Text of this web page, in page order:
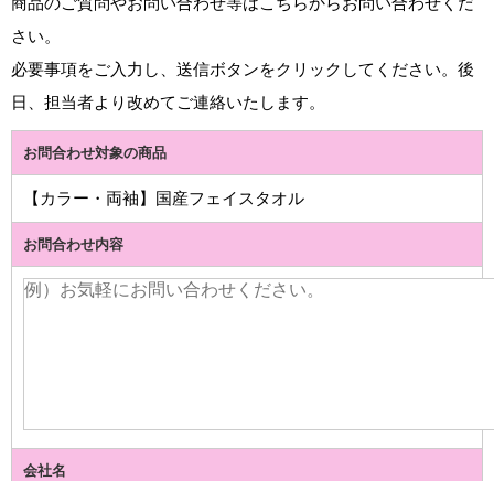
さい。
必要事項をご入力し、送信ボタンをクリックしてください。後
日、担当者より改めてご連絡いたします。
お問合わせ対象の商品
【カラー・両袖】国産フェイスタオル
お問合わせ内容
会社名